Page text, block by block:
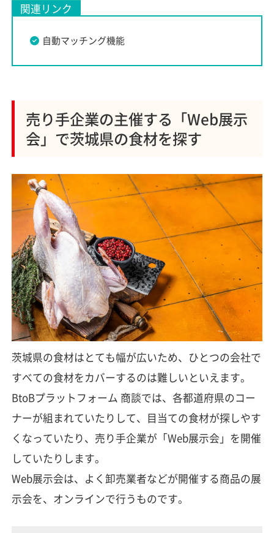
関連リンク
自動マッチング機能
売り手企業の主催する「Web展示
会」で茨城県の食材を探す
茨城県の食材はとても幅が広いため、ひとつの会社で
すべての食材をカバーするのは難しいといえます。
BtoBプラットフォーム 商談では、各都道府県のコー
ナーが組まれていたりして、目当ての食材が探しやす
くなっていたり、売り手企業が「Web展示会」を開催
していたりします。
Web展示会は、よく卸売業者などが開催する商品の展
示会を、オンラインで行うものです。